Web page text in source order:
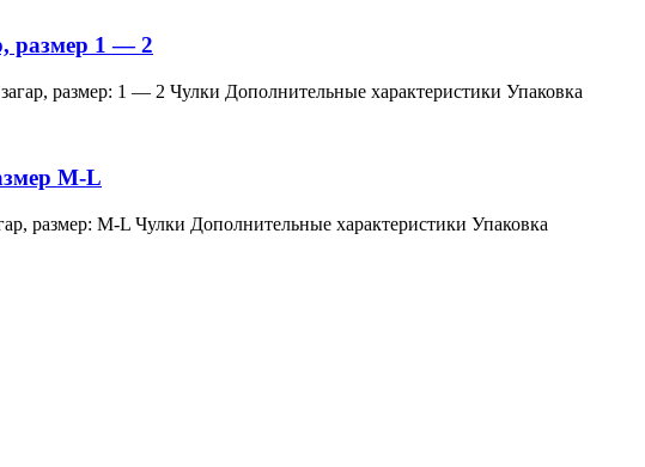
размер 1 — 2
размер: 1 — 2 Чулки Дополнительные характеристики Упаковка
M-L
размер: M-L Чулки Дополнительные характеристики Упаковка